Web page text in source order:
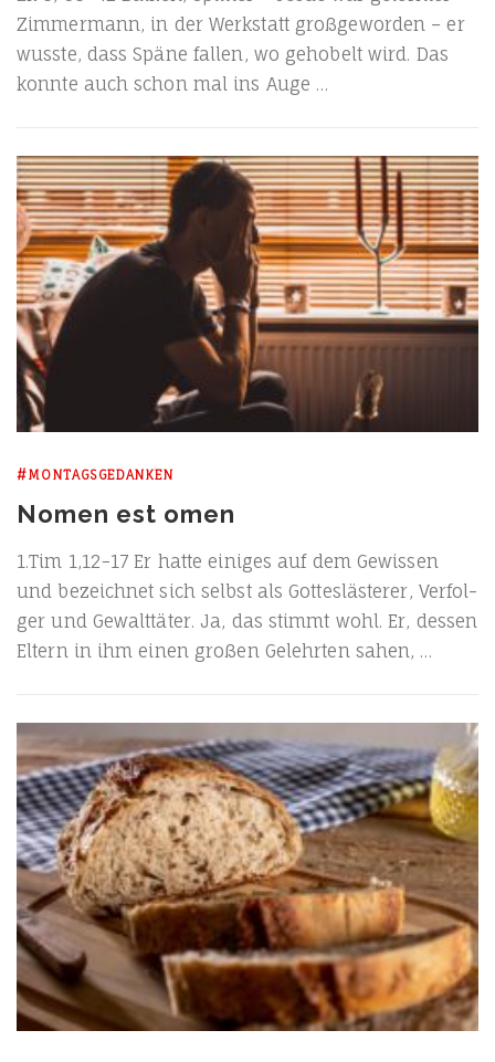
Zim­mer­mann, in der Werk­statt groß­ge­wor­den – er
wuss­te, dass Spä­ne fal­len, wo geho­belt wird. Das
konn­te auch schon mal ins Auge …
#MONTAGSGEDANKEN
Nomen est omen
1.Tim 1,12−17 Er hat­te eini­ges auf dem Gewis­sen
und bezeich­net sich selbst als Got­tes­läs­te­rer, Ver­fol­
ger und Gewalt­tä­ter. Ja, das stimmt wohl. Er, des­sen
Eltern in ihm einen gro­ßen Gelehr­ten sahen, …